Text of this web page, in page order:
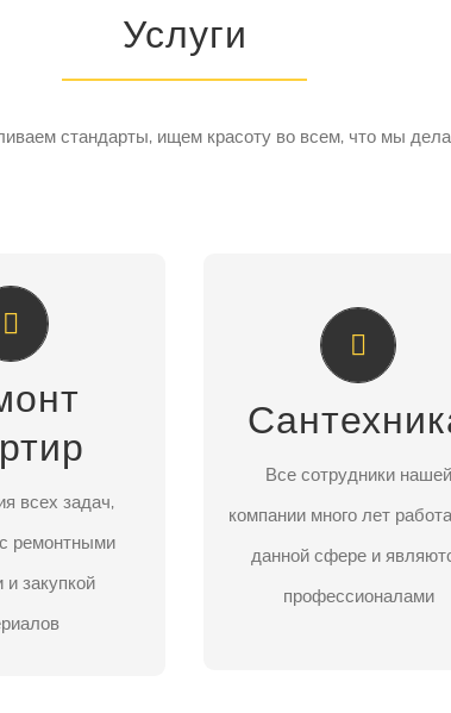
Услуги
стандарты, ищем красоту во всем, что мы
всех задач,
ремонтными
и закупкой
И
до сдачи
Все сотрудники нашей
компании много лет
данной сфере и
профессионалами
САНТЕХНИКА И
ОБСЛУЖИВАНИЕ
Хотите серьезно
отремонтировать и
ЗАДАТЬ ВОПРОС